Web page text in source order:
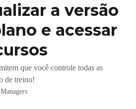
a versão
e acessar
que você controle todas as
de treino!